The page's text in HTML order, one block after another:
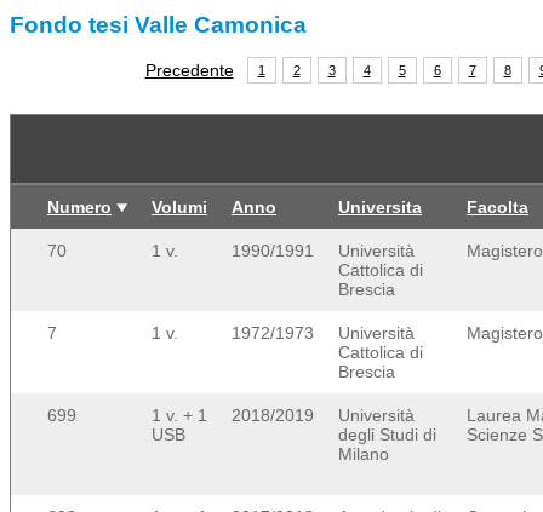
Fondo tesi Valle Camonica
Precedente 1 2 3 4 5 6 7 8
Numero Volumi Anno Universita Facolta
70 1 v. 1990/1991
Università
Cattolica di
Brescia
Magistero
7 1 v. 1972/1973
Università
Cattolica di
Brescia
Magistero
699
1 v. + 1
USB
2018/2019
Università
degli Studi di
Milano
Laurea
Scienze